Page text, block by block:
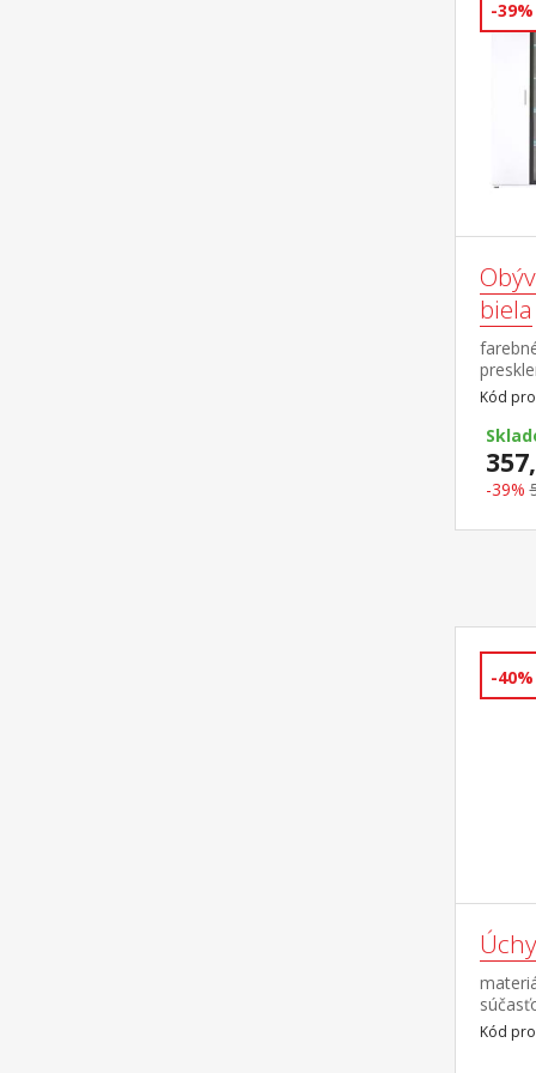
-39%
biela
LED
59 ×
34 ×
40 ×
23 cm
Kód
-39%
-40%
17 mm
Kód